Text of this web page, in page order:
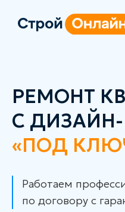
РЕМОНТ
С
«ПОД
Работаем
по договору с